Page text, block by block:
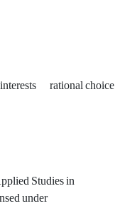
rational choice
Studies in
under